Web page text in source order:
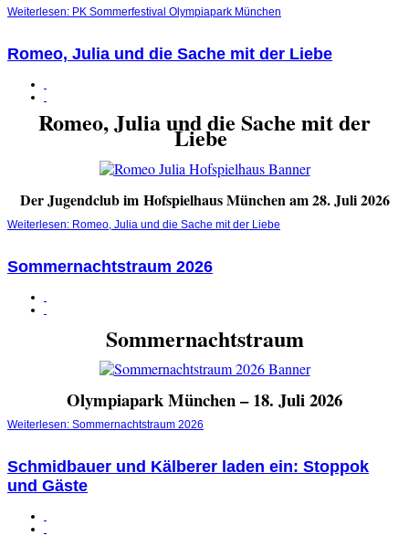
Weiterlesen: PK Sommerfestival Olympiapark München
Romeo, Julia und die Sache mit der Liebe
Romeo, Julia und die Sache mit der
Liebe
Der Jugendclub im Hofspielhaus München am 28. Juli 2026
Weiterlesen: Romeo, Julia und die Sache mit der Liebe
Sommernachtstraum 2026
Sommernachtstraum
Olympiapark München – 18. Juli 2026
Weiterlesen: Sommernachtstraum 2026
Schmidbauer und Kälberer laden ein: Stoppok
und Gäste